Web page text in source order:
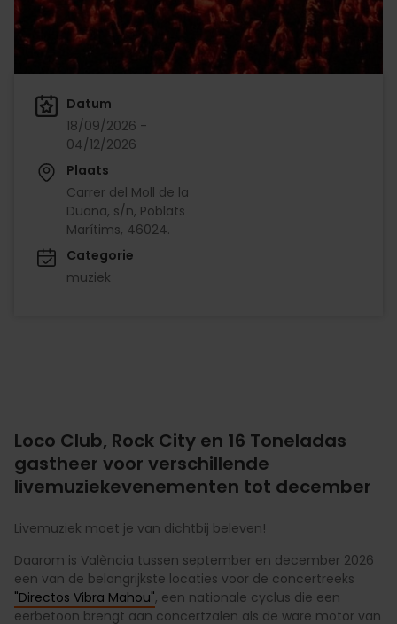
Datum
18/09/2026 -
04/12/2026
Plaats
Carrer del Moll de la
Duana, s/n, Poblats
Marítims, 46024.
Categorie
muziek
Loco Club, Rock City en 16 Toneladas
gastheer voor verschillende
livemuziekevenementen tot december
Livemuziek moet je van dichtbij beleven!
Daarom is València tussen september en december 2026
een van de belangrijkste locaties voor de concertreeks
"Directos Vibra Mahou", een nationale cyclus die een
eerbetoon brengt aan concertzalen als de ware motor van